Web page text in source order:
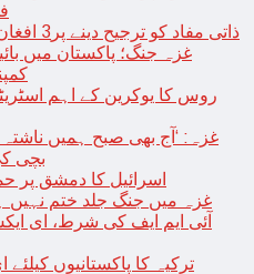
ذاتی مفاد کو ترجیح دینے پر3 افغان کرکٹرز کیخلاف کارروائی
غزہ جنگ؛ پاکستان میں
روس کا یوکرین کے اہم
غزہ: ‘آج بھی صبح ہمیں
بچی
اسرائیل کا دمشق پر
غزہ میں جنگ جلد ختم نہیں
آئی ایم ایف کی شرط، ای
ترکیہ کا پاکستانیوں